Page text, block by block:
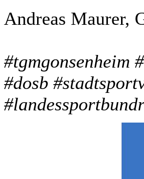
Andreas Maurer,
#tgmgonsenheim
#dosb